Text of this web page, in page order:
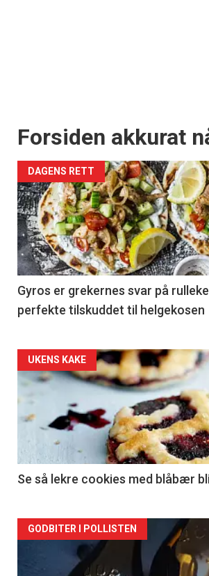
Forsiden akkurat
DAGENS RETT
Gyros er grekernes svar på
perfekte tilskuddet til helgekosen
Forsiden
akkurat
nå
2
UKENS KAKE
Se så lekre cookies med blåbær
Forsiden
akkurat
GODBITER I POLLISTEN